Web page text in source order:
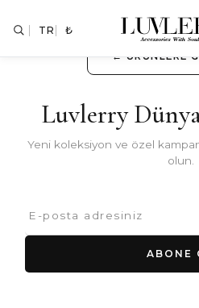
← ÜRÜNLERE
Luvlerry
Yeni koleksiyon ve özel
olun.
ABONE
TR ₺